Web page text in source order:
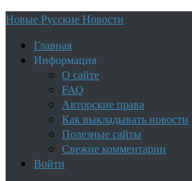
Новые Русские Новости
Главная
Информация
О сайте
FAQ
Авторские права
Как выкладывать новости
Полезные сайты
Свежие комментарии
Войти